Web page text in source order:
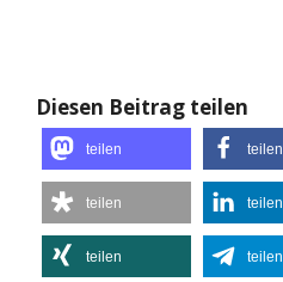
Diesen Beitrag teilen
teilen teilen
teilen teilen
teilen teilen